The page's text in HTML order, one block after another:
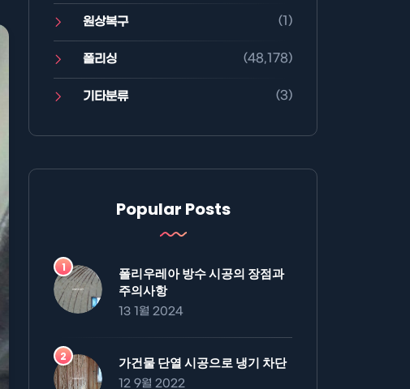
원상복구 (1)
폴리싱 (48,178)
기타분류 (3)
Popular Posts
폴리우레아 방수 시공의 장점과
주의사항
13 1월 2024
가건물 단열 시공으로 냉기 차단
12 9월 2022